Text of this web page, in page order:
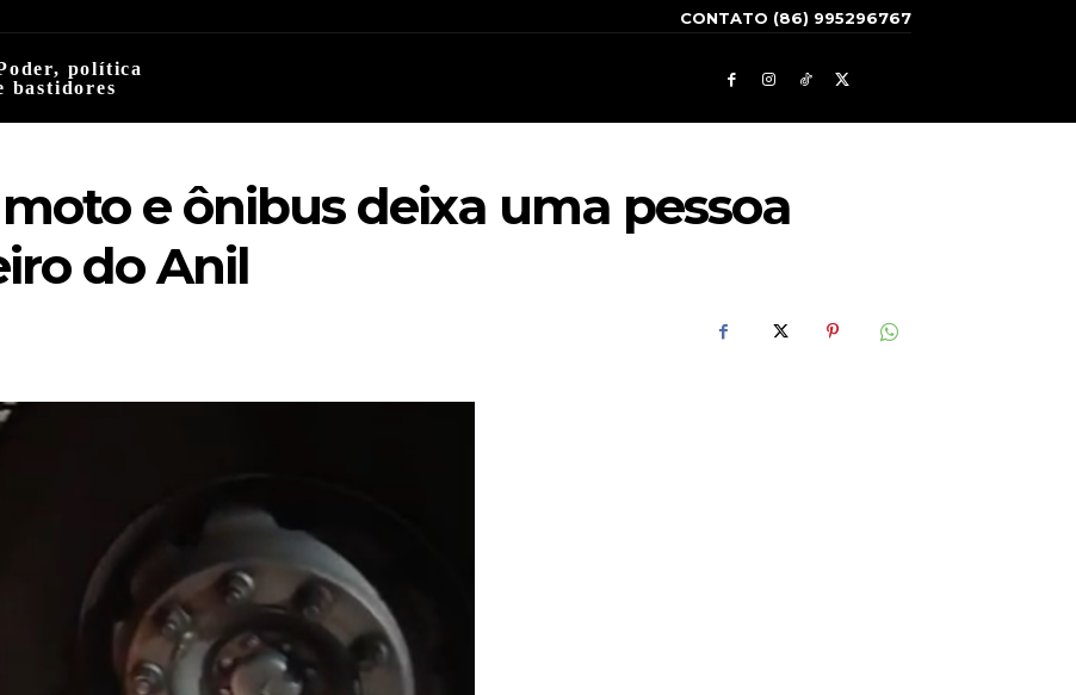
CONTATO (86) 995296767
política
bastidores
e ônibus deixa uma pessoa
do Anil